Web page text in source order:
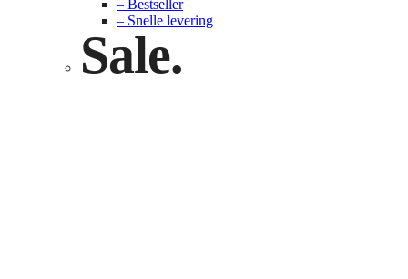
– Bestseller
– Snelle levering
Sale.